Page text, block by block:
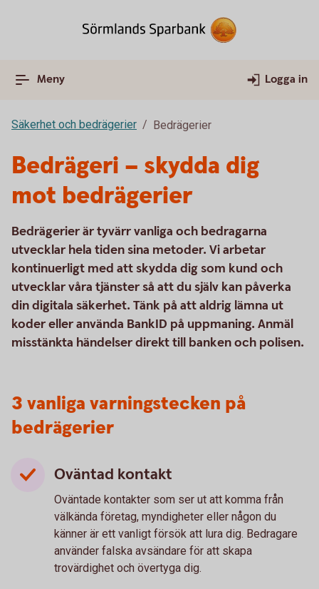
Meny Logga in
Säkerhet och bedrägerier Bedrägerier
Bedrägeri – skydda dig
mot bedrägerier
Bedrägerier är tyvärr vanliga och bedragarna
utvecklar hela tiden sina metoder. Vi arbetar
kontinuerligt med att skydda dig som kund och
utvecklar våra tjänster så att du själv kan påverka
din digitala säkerhet. Tänk på att aldrig lämna ut
koder eller använda BankID på uppmaning. Anmäl
misstänkta händelser direkt till banken och polisen.
3 vanliga varningstecken på
bedrägerier
Oväntad kontakt
Oväntade kontakter som ser ut att komma från
välkända företag, myndigheter eller någon du
känner är ett vanligt försök att lura dig. Bedragare
använder falska avsändare för att skapa
trovärdighet och övertyga dig.